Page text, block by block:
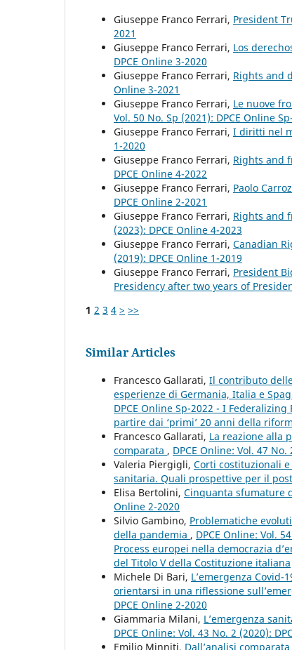
Giuseppe Franco Ferrari, President
2021
Giuseppe Franco Ferrari, Los
DPCE Online 3-2020
Giuseppe Franco Ferrari, Rights and
Online 3-2021
Giuseppe Franco Ferrari, Le nuove
Vol. 50 No. Sp (2021): DPCE Online
Giuseppe Franco Ferrari, I diritti nel
1-2020
Giuseppe Franco Ferrari, Rights and
DPCE Online 4-2022
Giuseppe Franco Ferrari, Paolo
DPCE Online 2-2021
Giuseppe Franco Ferrari, Rights and
(2023): DPCE Online 4-2023
Giuseppe Franco Ferrari, Canadian
(2019): DPCE Online 1-2019
Giuseppe Franco Ferrari, President
Presidency after two years of
1 2 3 4 > >>
Similar Articles
Francesco Gallarati, Il contributo
esperienze di Germania, Italia e
DPCE Online Sp-2022 - I
partire dai ‘primi’ 20 anni della
Francesco Gallarati, La reazione alla
comparata , DPCE Online: Vol. 47 No.
Valeria Piergigli, Corti costituzionali
sanitaria. Quali prospettive per il
Elisa Bertolini, Cinquanta sfumature
Online 2-2020
Silvio Gambino, Problematiche
della pandemia , DPCE Online: Vol.
Process europei nella democrazia
del Titolo V della Costituzione italiana
Michele Di Bari, L’emergenza Covid-
orientarsi in una riflessione
DPCE Online 2-2020
Giammaria Milani, L’emergenza
DPCE Online: Vol. 43 No. 2 (2020):
Emilio Minniti, Dall’analisi